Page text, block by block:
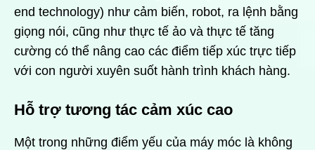
end technology) như cảm biến, robot, ra lệnh bằng
giọng nói, cũng như thực tế ảo và thực tế tăng
cường có thể nâng cao các điểm tiếp xúc trực tiếp
với con người xuyên suốt hành trình khách hàng.
Hỗ trợ tương tác cảm xúc cao
Một trong những điểm yếu của máy móc là không